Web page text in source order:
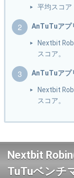
平均スコア
AnTuTuアプ
Nextbit
スコア。
AnTuTuアプ
Nextbit
スコア。
Nextbit
TuTuベンチ